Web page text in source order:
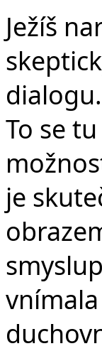
Ježíš
To se
je